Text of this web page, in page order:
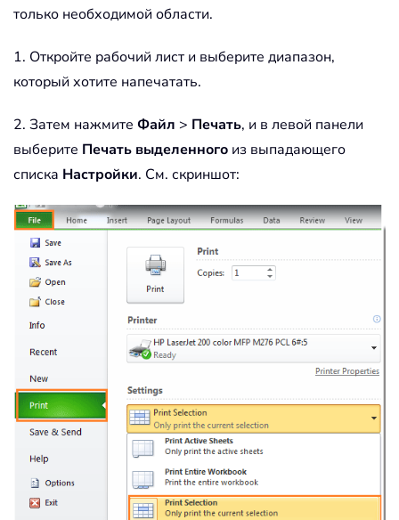
только необходимой области.
1. Откройте рабочий лист и выберите диапазон,
который хотите напечатать.
2. Затем нажмите Файл > Печать, и в левой панели
выберите Печать выделенного из выпадающего
списка Настройки. См. скриншот: